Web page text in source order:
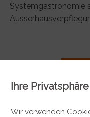
Systemgastronomie
Ihre
Wir verwenden